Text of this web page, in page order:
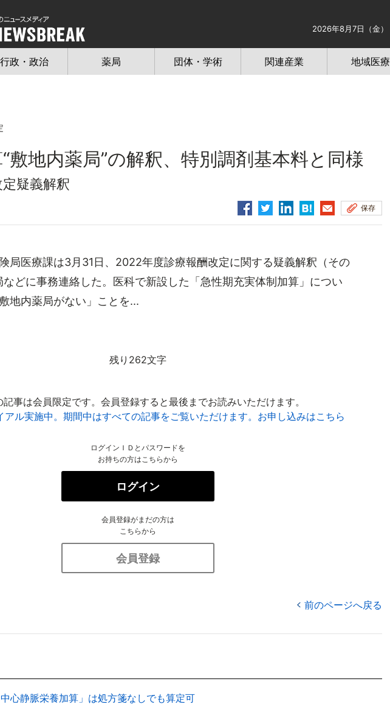
2026年8月7日（金）
行政・政治 薬局 団体・学術 関連産業 地域医療
敷地内薬局”の解釈、特別調剤基本料と同様
疑義解釈
保存
局医療課は3月31日、2022年度診療報酬改定に関する疑義解釈（その
などに事務連絡した。医科で新設した「急性期充実体制加算」につい
地内薬局がない」ことを...
残り262文字
記事は会員限定です。会員登録すると最後までお読みいただけます。
アル実施中。期間中はすべての記事をご覧いただけます。お申し込みはこちら
ログインＩＤとパスワードを
お持ちの方はこちらから
ログイン
会員登録がまだの方は
こちらから
会員登録
前のページへ戻る
心静脈栄養加算」は処方箋なしでも算定可